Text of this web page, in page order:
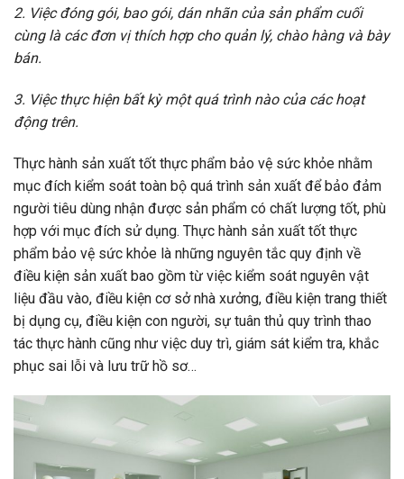
2. Việc đóng gói, bao gói, dán nhãn của sản phẩm cuối
cùng là các đơn vị thích hợp cho quản lý, chào hàng và bày
bán.
3. Việc thực hiện bất kỳ một quá trình nào của các hoạt
động trên.
Thực hành sản xuất tốt thực phẩm bảo vệ sức khỏe nhằm
mục đích kiểm soát toàn bộ quá trình sản xuất để bảo đảm
người tiêu dùng nhận được sản phẩm có chất lượng tốt, phù
hợp với mục đích sử dụng. Thực hành sản xuất tốt thực
phẩm bảo vệ sức khỏe là những nguyên tắc quy định về
điều kiện sản xuất bao gồm từ việc kiểm soát nguyên vật
liệu đầu vào, điều kiện cơ sở nhà xưởng, điều kiện trang thiết
bị dụng cụ, điều kiện con người, sự tuân thủ quy trình thao
tác thực hành cũng như việc duy trì, giám sát kiểm tra, khắc
phục sai lỗi và lưu trữ hồ sơ…